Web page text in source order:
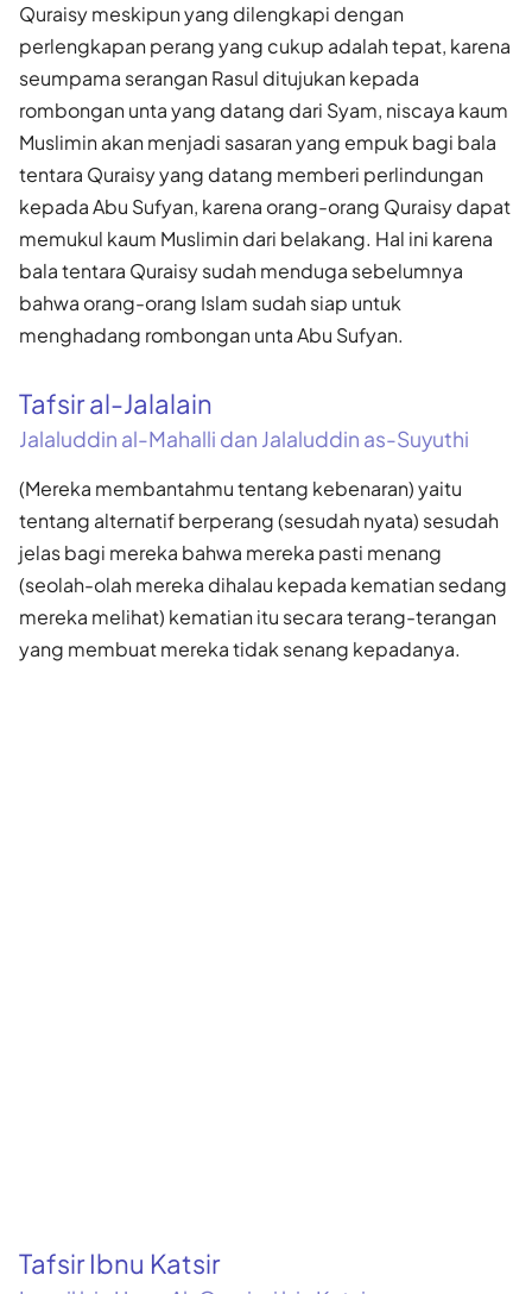
Quraisy meskipun yang dilengkapi dengan
perlengkapan perang yang cukup adalah tepat, karena
seumpama serangan Rasul ditujukan kepada
rombongan unta yang datang dari Syam, niscaya kaum
Muslimin akan menjadi sasaran yang empuk bagi bala
tentara Quraisy yang datang memberi perlindungan
kepada Abu Sufyan, karena orang-orang Quraisy dapat
memukul kaum Muslimin dari belakang. Hal ini karena
bala tentara Quraisy sudah menduga sebelumnya
bahwa orang-orang Islam sudah siap untuk
menghadang rombongan unta Abu Sufyan.
Tafsir al-Jalalain
Jalaluddin al-Mahalli dan Jalaluddin as-Suyuthi
(Mereka membantahmu tentang kebenaran) yaitu
tentang alternatif berperang (sesudah nyata) sesudah
jelas bagi mereka bahwa mereka pasti menang
(seolah-olah mereka dihalau kepada kematian sedang
mereka melihat) kematian itu secara terang-terangan
yang membuat mereka tidak senang kepadanya.
Tafsir Ibnu Katsir